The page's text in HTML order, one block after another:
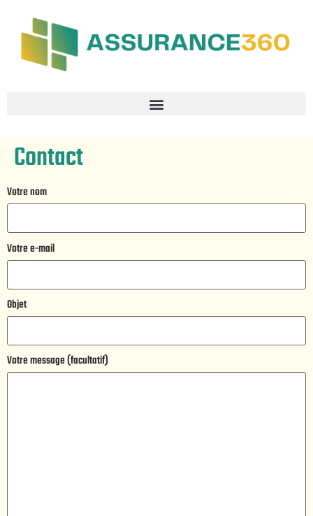
Contact
Votre nom
Votre e-mail
Objet
Votre message (facultatif)